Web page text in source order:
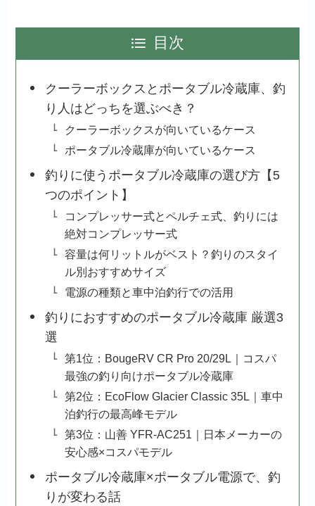
目次
クーラーボックスとポータブル冷蔵庫、釣
り人はどっちを選ぶべき？
クーラーボックスが向いているケース
ポータブル冷蔵庫が向いているケース
釣りに使うポータブル冷蔵庫の選び方【5
つのポイント】
コンプレッサー式とペルチェ式、釣りには
絶対コンプレッサー式
容量は何リットルがベスト？釣りのスタイ
ル別おすすめサイズ
電源の種類と車中泊釣行での活用
釣りにおすすめのポータブル冷蔵庫 厳選3
選
第1位：BougeRV CR Pro 20/29L｜コスパ
最強の釣り向けポータブル冷蔵庫
第2位：EcoFlow Glacier Classic 35L｜車中
泊釣行の最高峰モデル
第3位：山善 YFR-AC251｜日本メーカーの
安心感×コスパモデル
ポータブル冷蔵庫×ポータブル電源で、釣
りが変わる話